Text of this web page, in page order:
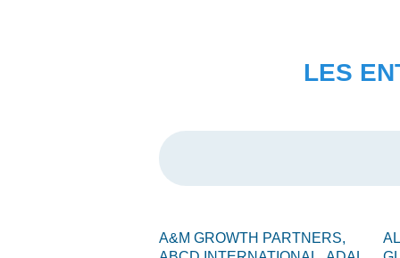
LES
A&M GROWTH PARTNERS,